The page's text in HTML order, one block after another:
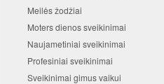
Meilės žodžiai
Moters dienos sveikinimai
Naujametiniai sveikinimai
Profesiniai sveikinimai
Sveikinimai gimus vaikui